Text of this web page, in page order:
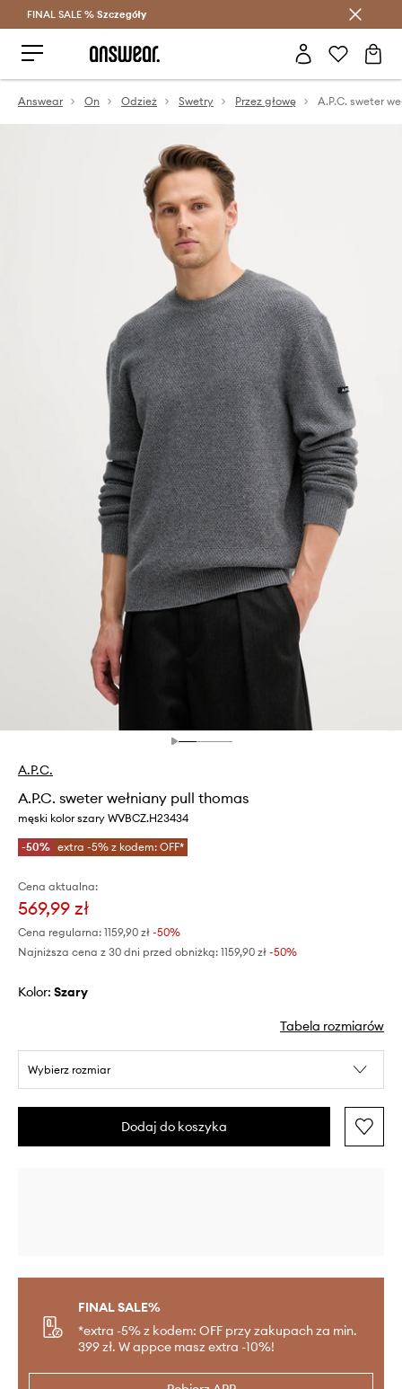
Oszczędzaj z Answear Club >
FINAL SALE % Szczegóły
Answear On Odzież Swetry Przez głowę A.P.C. sweter
A.P.C.
A.P.C. sweter wełniany pull thomas
męski kolor szary WVBCZ.H23434
-50% extra -5% z kodem: OFF*
Cena aktualna:
569,99 zł
Cena regularna: 1159,90 zł -50%
Najniższa cena z 30 dni przed obniżką: 1159,90 zł -50%
Kolor: szary
Tabela rozmiarów
Wybierz rozmiar
Dodaj do koszyka
FINAL SALE%
*extra -5% z kodem: OFF przy zakupach za min.
399 zł. W appce masz extra -10%!